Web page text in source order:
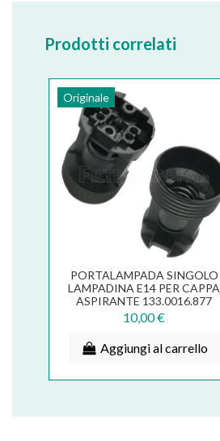
Prodotti correlati
Originale
PORTALAMPADA SINGOLO
LAMPADINA E14 PER CAPPA
ASPIRANTE 133.0016.877
2005BB
10,00 €
Aggiungi al carrello